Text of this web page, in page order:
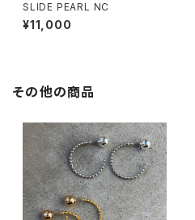
SLIDE PEARL NC
¥11,000
その他の商品